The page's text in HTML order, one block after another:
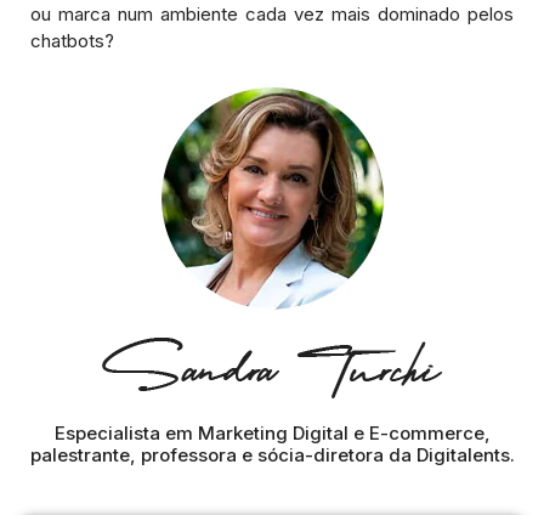
ou marca num ambiente cada vez mais dominado pelos
chatbots?
Especialista em Marketing Digital e E-commerce,
palestrante, professora e sócia-diretora da Digitalents.